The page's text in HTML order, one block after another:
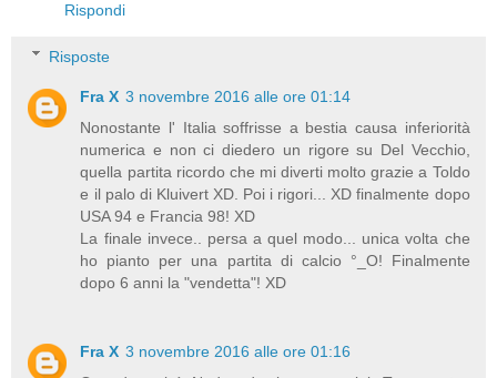
Rispondi
Risposte
Fra X 3 novembre 2016 alle ore 01:14
Nonostante l' Italia soffrisse a bestia causa inferiorità
numerica e non ci diedero un rigore su Del Vecchio,
quella partita ricordo che mi diverti molto grazie a Toldo
e il palo di Kluivert XD. Poi i rigori... XD finalmente dopo
USA 94 e Francia 98! XD
La finale invece.. persa a quel modo... unica volta che
ho pianto per una partita di calcio °_O! Finalmente
dopo 6 anni la "vendetta"! XD
Fra X 3 novembre 2016 alle ore 01:16